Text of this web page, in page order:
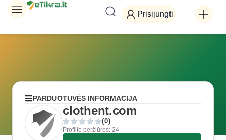
Prisijungti
PARDUOTUVĖS INFORMACIJA
clothent.com
(0)
Profilio peržiūros: 24